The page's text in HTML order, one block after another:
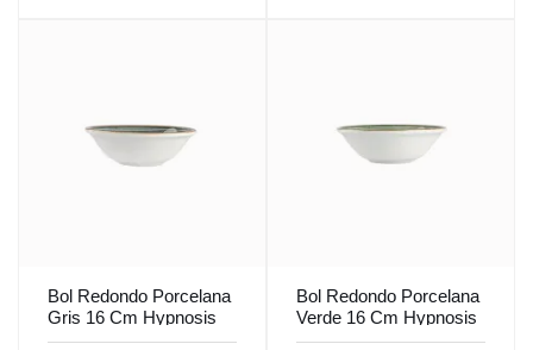
Bol Redondo Porcelana
Gris 16 Cm Hypnosis
Gris Porland
Bol Redondo Porcelana
Verde 16 Cm Hypnosis
Verde Porland